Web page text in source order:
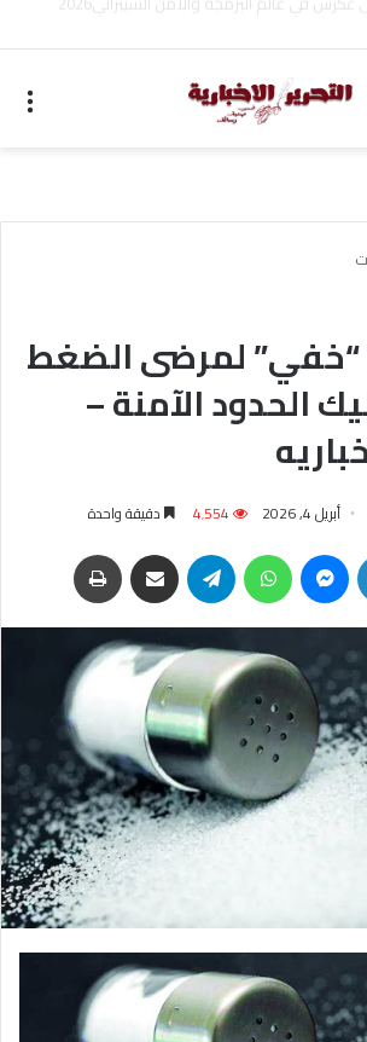
“خفي” لمرضى الضغط
الحدود الآمنة –
أبريل 4, 2026 4٬554 دقيقة واحدة